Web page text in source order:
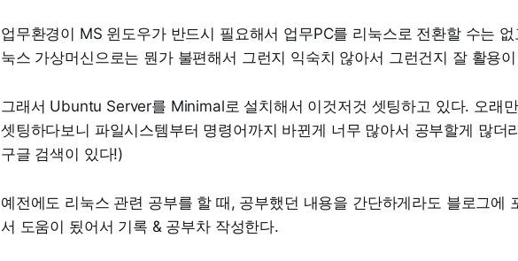
업무환경이 MS 윈도우가 반드시 필요해서 업무PC를 리눅스로 전환할 수는
눅스 가상머신으로는 뭔가 불편해서 그런지 익숙치 않아서 그런건지 잘 활용
그래서 Ubuntu Server를 Minimal로 설치해서 이것저것 셋팅하고 있다. 오래
셋팅하다보니 파일시스템부터 명령어까지 바뀐게 너무 많아서 공부할게 많더
구글 검색이 있다!)
예전에도 리눅스 관련 공부를 할 때, 공부했던 내용을 간단하게라도 블로그에
서 도움이 됬어서 기록 & 공부차 작성한다.